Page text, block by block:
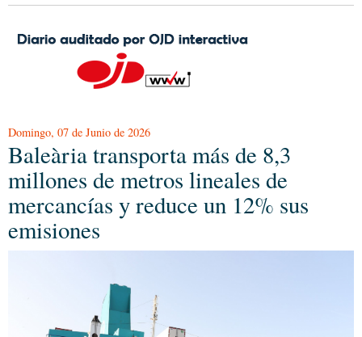
Domingo, 07 de Junio de 2026
Baleària transporta más de 8,3
millones de metros lineales de
mercancías y reduce un 12% sus
emisiones